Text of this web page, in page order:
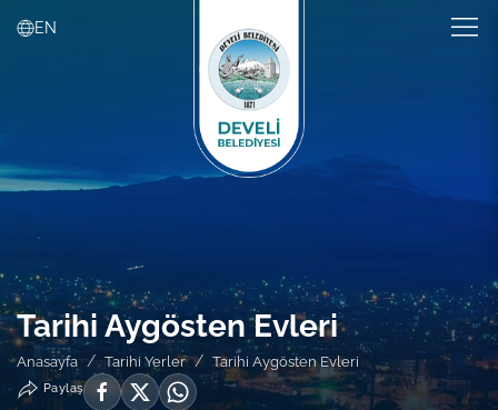
EN
Tarihi Aygösten Evleri
Anasayfa Tarihi Yerler Tarihi Aygösten Evleri
Paylaş